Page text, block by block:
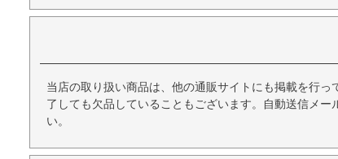
当店の取り扱い商品は、他の通販サイトにも掲載を行
了しても欠品していることもございます。自動送信メ
い。